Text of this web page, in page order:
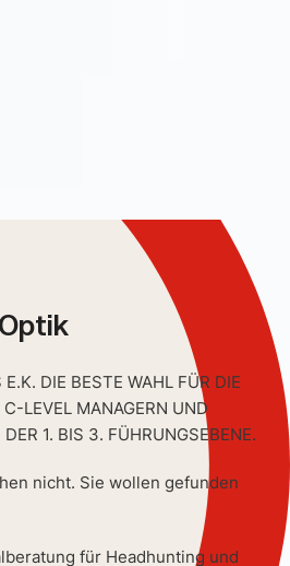
DIE BESTE WAHL FÜR DIE
LEVEL MANAGERN UND
1. BIS 3. FÜHRUNGSEBENE.
nicht. Sie wollen gefunden
für Headhunting und